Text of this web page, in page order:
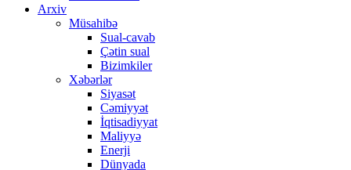
Arxiv
Müsahibə
Sual-cavab
Çətin sual
Bizimkiler
Xəbərlər
Siyasət
Cəmiyyət
İqtisadiyyat
Maliyyə
Enerji
Dünyada